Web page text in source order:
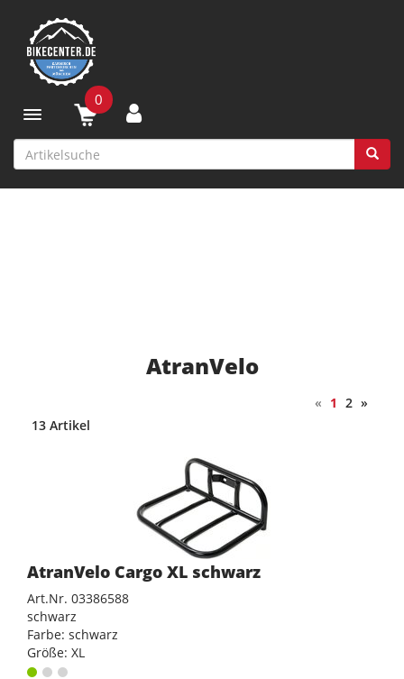
Toggle navigation
0
AtranVelo
« 1 2 »
13 Artikel
AtranVelo Cargo XL schwarz
Art.Nr. 03386588
schwarz
Farbe: schwarz
Größe: XL